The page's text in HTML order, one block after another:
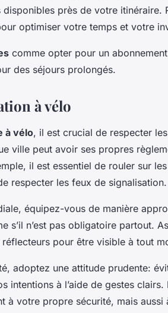
près de votre itinéraire.
optimiser votre temps et votre
comme opter pour un
des séjours prolongés.
à vélo
à vélo, il est crucial de respecter les
ville peut avoir ses propres
il est essentiel de rouler sur
respecter les feux de signalisation.
équipez-vous de manière
s’il n’est pas obligatoire partout.
pour être visible à tout
adoptez une attitude prudente:
intentions à l’aide de gestes
à votre propre sécurité, mais aussi